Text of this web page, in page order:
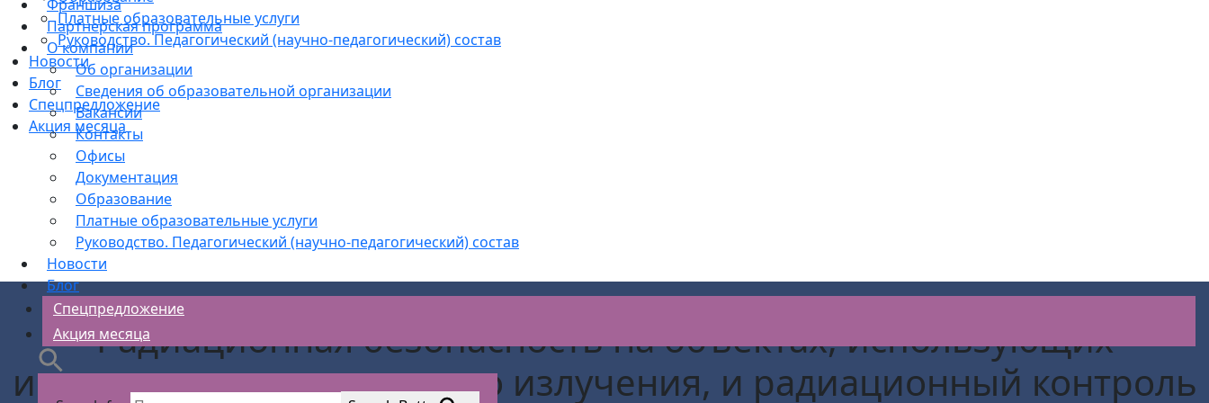
Платные образовательные услуги
Руководство. Педагогический (научно-педагогический) состав
Новости
Блог
Спецпредложение
Акция месяца
Франшиза
Партнерская программа
О компании
Об организации
Сведения об образовательной организации
Вакансии
Контакты
Офисы
Документация
Образование
Платные образовательные услуги
Руководство. Педагогический (научно-педагогический) состав
Новости
Блог
Спецпредложение
Акция месяца
Радиационная безопасность на объектах, использующих
источники ионизирующего излучения, и радиационный контроль